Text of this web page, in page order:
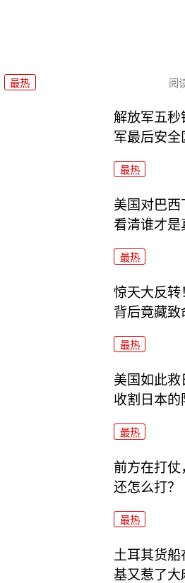
最热 阅
解放军五秒
军最后安全
最热
美国对巴
看清谁才是
最热
惊天大反转
背后竟藏致
最热
美国如此救
收割日本的
最热
前方在打仗
还怎么打？
最热
土耳其货
基又惹了大